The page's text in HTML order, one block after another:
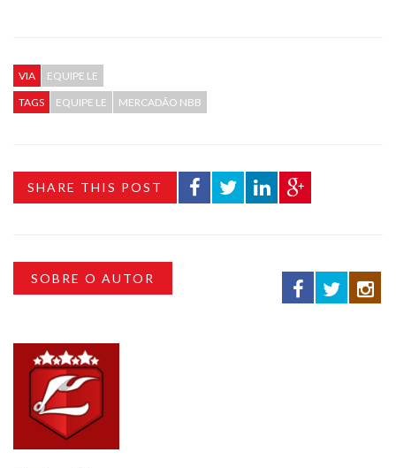
VIA
EQUIPE LE
TAGS
EQUIPE LE MERCADÃO NBB
SHARE THIS POST
SOBRE O AUTOR